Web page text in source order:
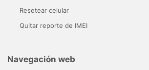
Resetear celular
Quitar reporte de IMEI
Navegación web